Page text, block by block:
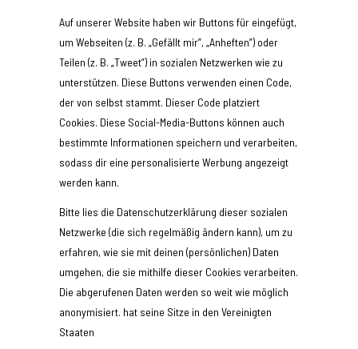
Auf unserer Website haben wir Buttons für eingefügt,
um Webseiten (z. B. „Gefällt mir”, „Anheften”) oder
Teilen (z. B. „Tweet”) in sozialen Netzwerken wie zu
unterstützen. Diese Buttons verwenden einen Code,
der von selbst stammt. Dieser Code platziert
Cookies. Diese Social-Media-Buttons können auch
bestimmte Informationen speichern und verarbeiten,
sodass dir eine personalisierte Werbung angezeigt
werden kann.
Bitte lies die Datenschutzerklärung dieser sozialen
Netzwerke (die sich regelmäßig ändern kann), um zu
erfahren, wie sie mit deinen (persönlichen) Daten
umgehen, die sie mithilfe dieser Cookies verarbeiten.
Die abgerufenen Daten werden so weit wie möglich
anonymisiert. hat seine Sitze in den Vereinigten
Staaten